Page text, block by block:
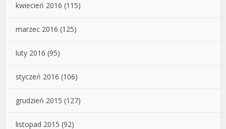
kwiecień 2016 (115)
marzec 2016 (125)
luty 2016 (95)
styczeń 2016 (106)
grudzień 2015 (127)
listopad 2015 (92)